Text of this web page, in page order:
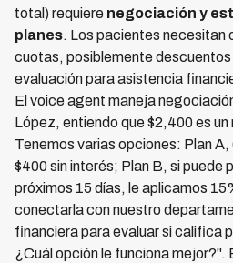
total) requiere negociación y
planes. Los pacientes necesitan
cuotas, posiblemente
evaluación para asistencia
El voice agent maneja
López, entiendo que $2,400 es
Tenemos varias opciones: Plan
$400 sin interés; Plan B, si puede
próximos 15 días, le aplicamos
conectarla con nuestro
financiera para evaluar si califica
¿Cuál opción le funciona